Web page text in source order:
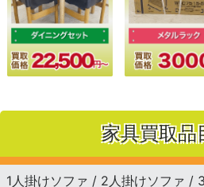
家具買取品
1人掛けソファ / 2人掛けソファ /